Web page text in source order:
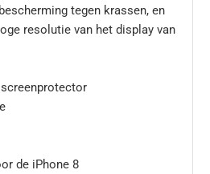
tegen krassen, en
resolutie van het display van
de iPhone 8